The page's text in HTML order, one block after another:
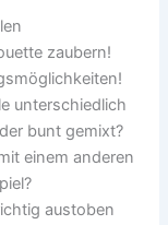
zaubern!
unterschiedlich
bunt gemixt?
einem anderen
austoben